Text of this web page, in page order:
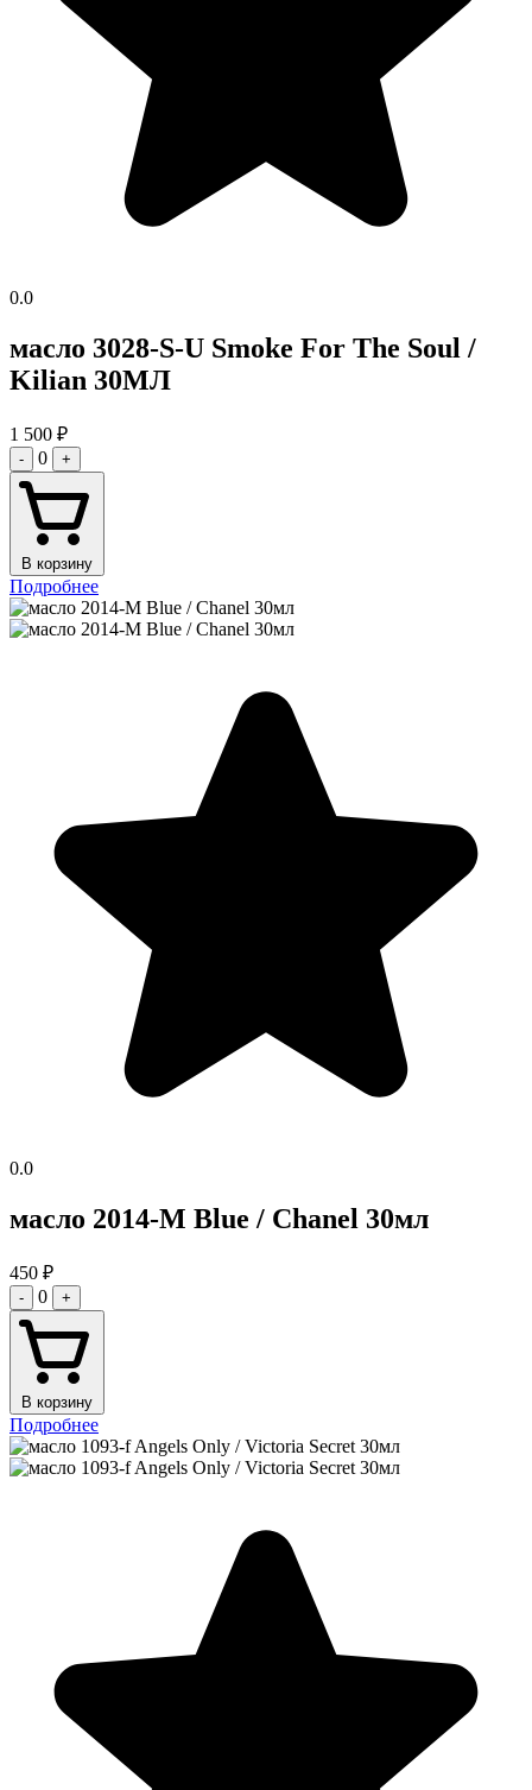
0.0
масло 3028-S-U Smoke For The Soul /
Kilian 30МЛ
1 500 ₽
- 0 +
В корзину
Подробнее
0.0
масло 2014-M Blue / Chanel 30мл
450 ₽
- 0 +
В корзину
Подробнее